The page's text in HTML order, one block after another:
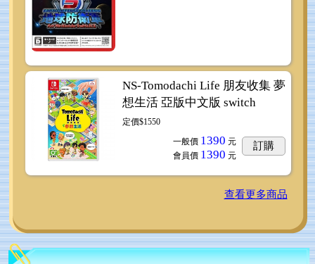
NS-Tomodachi Life 朋友收集 夢
想生活 亞版中文版 switch
定價$1550
一般價 1390 元
會員價 1390 元
訂購
查看更多商品